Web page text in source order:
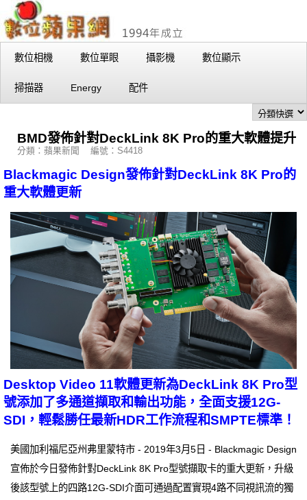
數位相機 數位單眼 攝影機 數位顯示
掃描器 Energy 配件
BMD發佈針對DeckLink 8K Pro的重大軟體提升
分類：蘋果新聞 編號：S4418
Blackmagic Design發佈針對DeckLink 8K Pro的
重大軟體更新
Desktop Video 11軟體更新為DeckLink 8K Pro型
號添加了多通道擷取和輸出功能，全面支援12G-
SDI，輕鬆勝任最新HDR工作流程和SMPTE標準！
美國加利福尼亞州弗里蒙特市 - 2019年3月5日 - Blackmagic Design
宣佈於今日發佈針對DeckLink 8K Pro型號擷取卡的重大更新，升級
後該型號上的四路12G-SDI介面可通過配置實現4路不同視訊流的獨